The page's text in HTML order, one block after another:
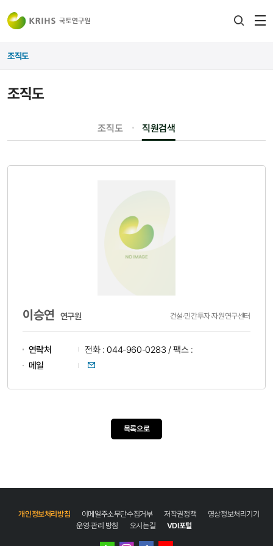
조직도
조직도
조직도 직원검색
이승연 연구원 건설·민간투자·자원연구센터
연락처
전화 : 044-960-0283 / 팩스 :
메일
이메일
목록으로
개인정보처리방침 이메일주소무단수집거부 저작권정책
영상정보처리기기
운영·관리 방침
오시는길 VDI포털